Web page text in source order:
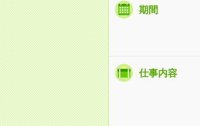
期間
仕事内容